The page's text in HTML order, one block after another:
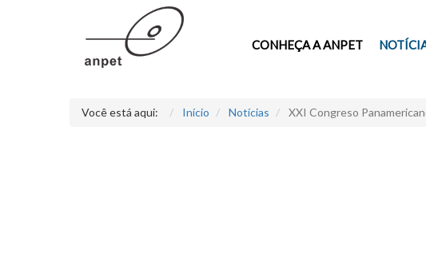
CONHEÇA A ANPET
Você está aqui: Início Notícias XXI Congreso